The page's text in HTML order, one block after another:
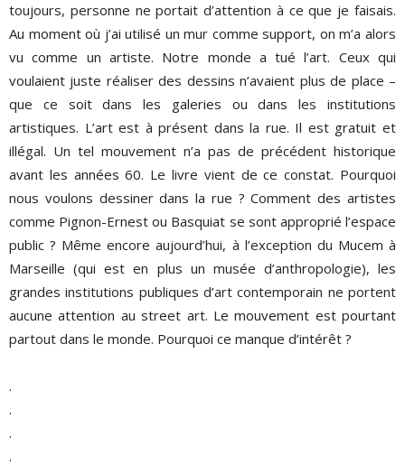
toujours, personne ne portait d’attention à ce que je faisais.
Au moment où j’ai utilisé un mur comme support, on m’a alors
vu comme un artiste. Notre monde a tué l’art. Ceux qui
voulaient juste réaliser des dessins n’avaient plus de place –
que ce soit dans les galeries ou dans les institutions
artistiques. L’art est à présent dans la rue. Il est gratuit et
illégal. Un tel mouvement n’a pas de précédent historique
avant les années 60. Le livre vient de ce constat. Pourquoi
nous voulons dessiner dans la rue ? Comment des artistes
comme Pignon-Ernest ou Basquiat se sont approprié l’espace
public ? Même encore aujourd’hui, à l’exception du Mucem à
Marseille (qui est en plus un musée d’anthropologie), les
grandes institutions publiques d’art contemporain ne portent
aucune attention au street art. Le mouvement est pourtant
partout dans le monde. Pourquoi ce manque d’intérêt ?
.
.
.
.